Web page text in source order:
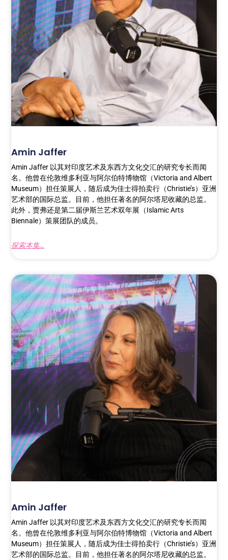
Amin Jaffer
Amin Jaffer 以其对印度艺术及东西方文化交汇的研究专长而闻
名。他曾在伦敦维多利亚与阿尔伯特博物馆（Victoria and Albert
Museum）担任策展人，随后成为佳士得拍卖行（Christie’s）亚洲
艺术部的国际总监。目前，他担任著名的阿尔塔尼收藏的总监。
此外，贾弗还是第二届伊斯兰艺术双年展（Islamic Arts
Biennale）策展团队的成员。
探索本集...
Amin Jaffer
Amin Jaffer 以其对印度艺术及东西方文化交汇的研究专长而闻
名。他曾在伦敦维多利亚与阿尔伯特博物馆（Victoria and Albert
Museum）担任策展人，随后成为佳士得拍卖行（Christie’s）亚洲
艺术部的国际总监。目前，他担任著名的阿尔塔尼收藏的总监。